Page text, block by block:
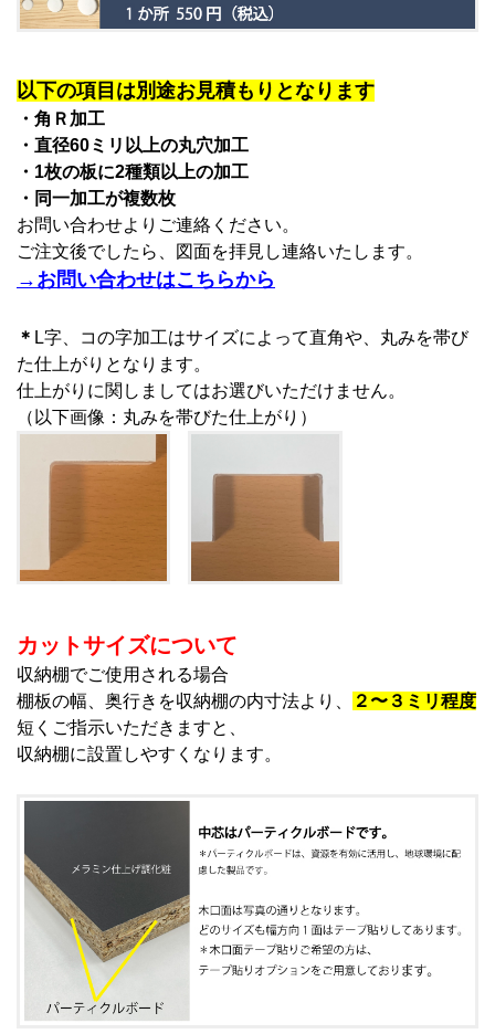
以下の項目は別途お見積もりとなります
・角Ｒ加工
・直径60ミリ以上の丸穴加工
・1枚の板に2種類以上の加工
・同一加工が複数枚
お問い合わせよりご連絡ください。
ご注文後でしたら、図面を拝見し連絡いたします。
→お問い合わせはこちらから
＊ L字、コの字加工はサイズによって直角や、丸みを帯び
た仕上がりとなります。
仕上がりに関しましてはお選びいただけません。
（以下画像：丸みを帯びた仕上がり）
カットサイズについて
収納棚でご使用される場合
棚板の幅、奥行きを収納棚の内寸法より、
２〜３ミリ程度
短くご指示いただきますと、
収納棚に設置しやすくなります。